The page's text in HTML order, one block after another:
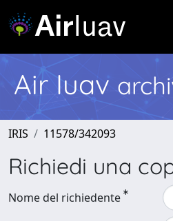
Air Iuav
IRIS 11578/342093
Richiedi una
Nome del richiedente